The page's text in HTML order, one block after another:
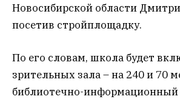
Новосибирской области
посетив стройплощадку.
По его словам, школа будет
зрительных зала – на 240 и 70
библиотечно-информационный